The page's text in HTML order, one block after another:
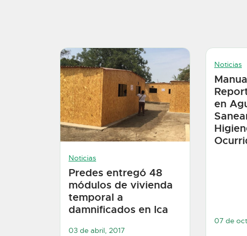
Noticias
Predes entregó 48
módulos de vivienda
temporal a
damnificados en Ica
03 de abril, 2017
Noticias
en
07 de